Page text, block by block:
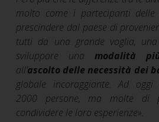
molto come i partecipanti
prescindere dal paese di
tutti da una grande voglia,
sviluppare una modalità
all’ascolto delle necessità dei
globale incoraggiante. Ad
2000 persone, ma molte di
condividere le loro esperienze».